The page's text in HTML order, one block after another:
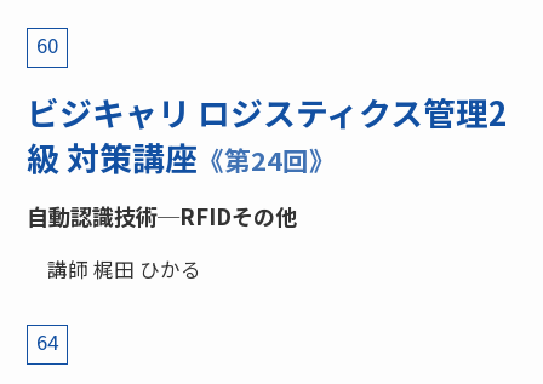
60
ビジキャリ ロジスティクス管理2
級 対策講座 《第24回》
自動認識技術─RFIDその他
講師 梶田 ひかる
64